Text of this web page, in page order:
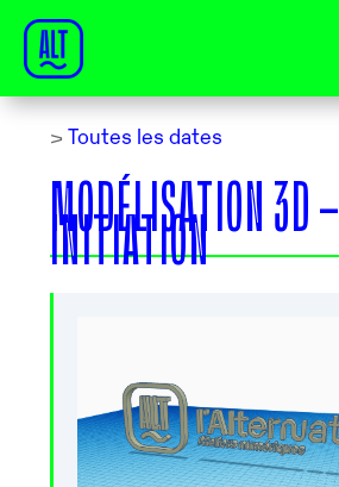
> Toutes les dates
MODÉLISATION 3D –
INITIATION